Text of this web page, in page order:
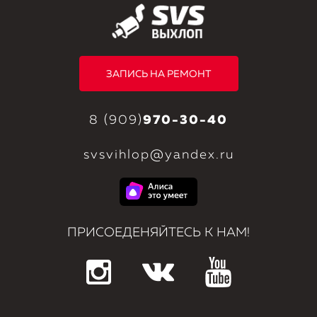
ЗАПИСЬ НА РЕМОНТ
8 (909)970-30-40
svsvihlop@yandex.ru
ПРИСОЕДЕНЯЙТЕСЬ К НАМ!